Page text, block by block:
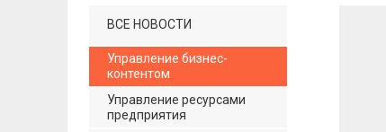
ВСЕ НОВОСТИ
Управление бизнес-
контентом
Управление ресурсами
предприятия